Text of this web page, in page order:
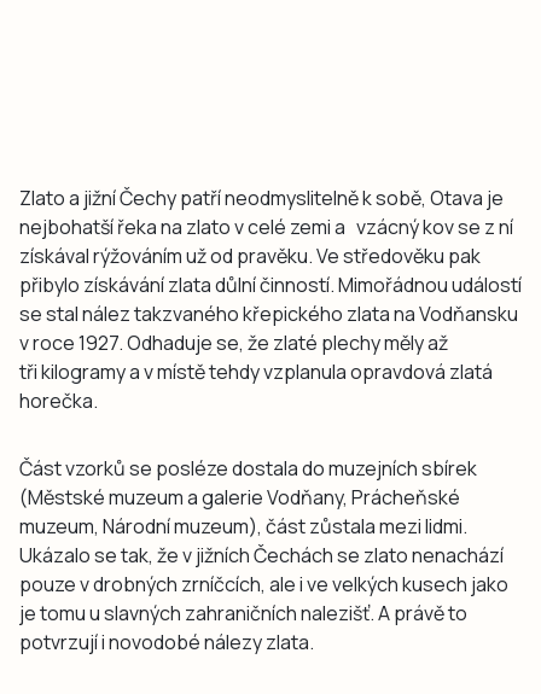
Zlato a jižní Čechy patří neodmyslitelně k sobě, Otava je
nejbohatší řeka na zlato v celé zemi a vzácný kov se z ní
získával rýžováním už od pravěku. Ve středověku pak
přibylo získávání zlata důlní činností. Mimořádnou událostí
se stal nález takzvaného křepického zlata na Vodňansku
v roce 1927. Odhaduje se, že zlaté plechy měly až
tři kilogramy a v místě tehdy vzplanula opravdová zlatá
horečka.
Část vzorků se posléze dostala do muzejních sbírek
(Městské muzeum a galerie Vodňany, Prácheňské
muzeum, Národní muzeum), část zůstala mezi lidmi.
Ukázalo se tak, že v jižních Čechách se zlato nenachází
pouze v drobných zrníčcích, ale i ve velkých kusech jako
je tomu u slavných zahraničních nalezišť. A právě to
potvrzují i novodobé nálezy zlata.